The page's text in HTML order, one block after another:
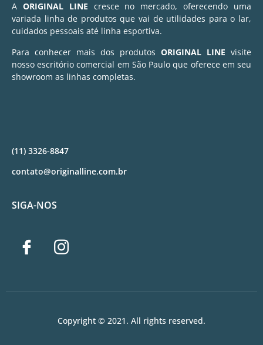
A ORIGINAL LINE cresce no mercado, oferecendo uma
variada linha de produtos que vai de utilidades para o lar,
cuidados pessoais até linha esportiva.
Para conhecer mais dos produtos ORIGINAL LINE visite
nosso escritório comercial em São Paulo que oferece em seu
showroom as linhas completas.
(11) 3326-8847
contato@originalline.com.br
SIGA-NOS
Copyright © 2021. All rights reserved.